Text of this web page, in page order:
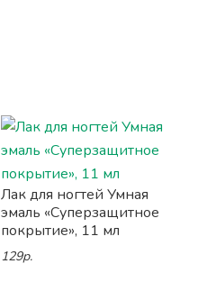
Лак для ногтей Умная
эмаль «Суперзащитное
покрытие», 11 мл
129р.